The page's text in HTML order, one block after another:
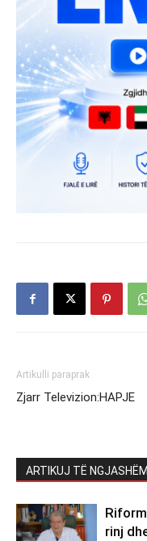
Artikulli paraprak
Zjarr Televizion:HAPJE
ARTIKUJ TË NGJASHËM
rinj